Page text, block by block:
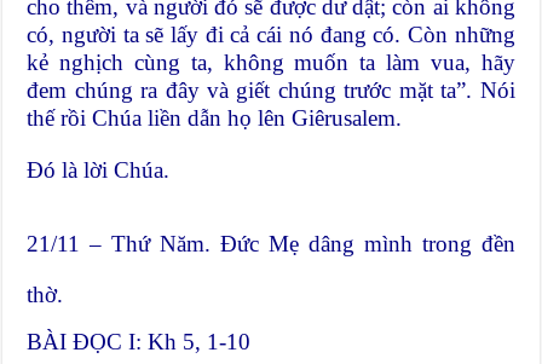
cho thêm, và người đó sẽ được dư dật; còn ai không
có, người ta sẽ lấy đi cả cái nó đang có. Còn những
kẻ nghịch cùng ta, không muốn ta làm vua, hãy
đem chúng ra đây và giết chúng trước mặt ta”. Nói
thế rồi Chúa liền dẫn họ lên Giêrusalem.
Đó là lời Chúa.
21/11 – Thứ Năm. Đức Mẹ dâng mình trong đền
thờ.
BÀI ĐỌC I: Kh 5, 1-10